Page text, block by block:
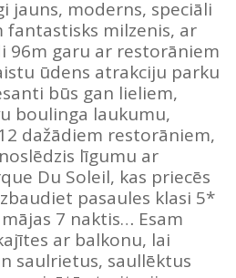
jauns, moderns, speciāli
fantastisks milzenis, ar
96m garu ar restorāniem
ūdens atrakciju parku
būs gan lieliem,
boulinga laukumu,
dažādiem restorāniem,
līgumu ar
Du Soleil, kas priecēs
pasaules klasi 5*
7 naktis… Esam
ar balkonu, lai
saulrietus, saullēktus